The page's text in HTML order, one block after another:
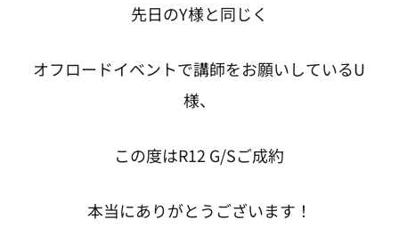
先日のY様と同じく
オフロードイベントで講師をお願いしているU
様、
この度はR12 G/Sご成約
本当にありがとうございます！